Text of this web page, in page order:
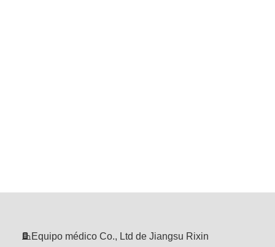
 Equipo médico Co., Ltd de Jiangsu Rixin